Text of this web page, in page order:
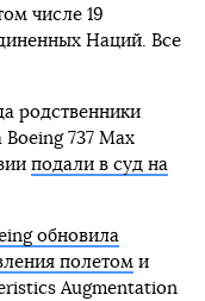
числе 19
Наций. Все
родственники
737 Max
подали в суд на
обновила
полетоми
Augmentation